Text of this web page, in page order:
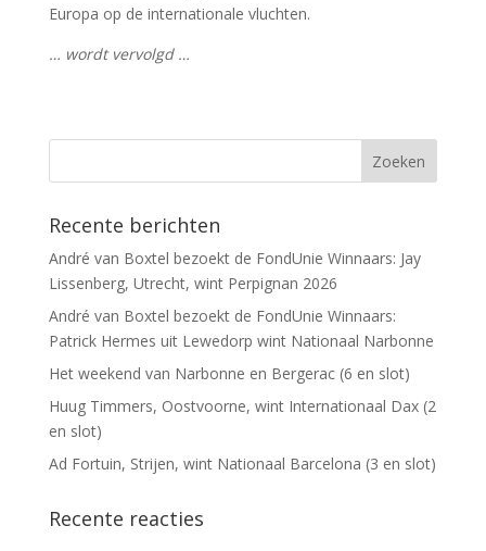
Europa op de internationale vluchten.
… wordt vervolgd …
Recente berichten
André van Boxtel bezoekt de FondUnie Winnaars: Jay
Lissenberg, Utrecht, wint Perpignan 2026
André van Boxtel bezoekt de FondUnie Winnaars:
Patrick Hermes uit Lewedorp wint Nationaal Narbonne
Het weekend van Narbonne en Bergerac (6 en slot)
Huug Timmers, Oostvoorne, wint Internationaal Dax (2
en slot)
Ad Fortuin, Strijen, wint Nationaal Barcelona (3 en slot)
Recente reacties